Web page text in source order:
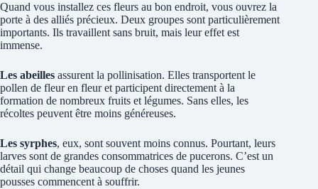
Quand vous installez ces fleurs au bon endroit, vous ouvrez la
porte à des alliés précieux. Deux groupes sont particulièrement
importants. Ils travaillent sans bruit, mais leur effet est
immense.
Les abeilles assurent la pollinisation. Elles transportent le
pollen de fleur en fleur et participent directement à la
formation de nombreux fruits et légumes. Sans elles, les
récoltes peuvent être moins généreuses.
Les syrphes, eux, sont souvent moins connus. Pourtant, leurs
larves sont de grandes consommatrices de pucerons. C’est un
détail qui change beaucoup de choses quand les jeunes
pousses commencent à souffrir.